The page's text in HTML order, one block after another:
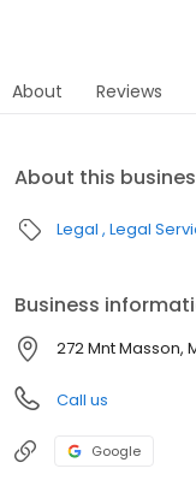
About Reviews
About this
Legal Legal
Business
272 Mnt Masson,
Call us
Google